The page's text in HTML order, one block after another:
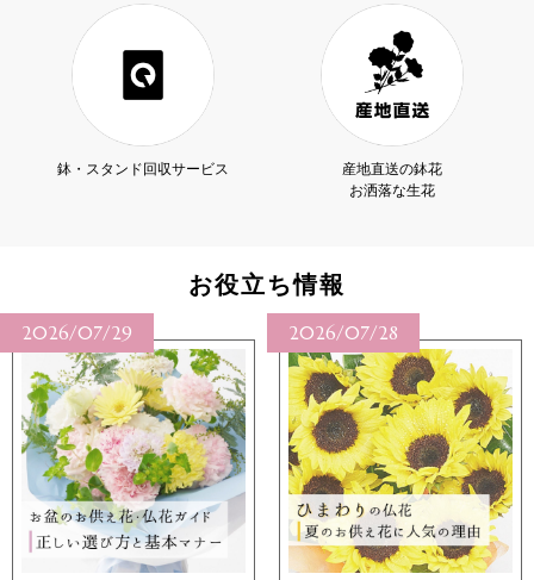
鉢・スタンド回収サービス
産地直送の鉢花
お洒落な生花
お役立ち情報
2026/07/28 2026/07/27